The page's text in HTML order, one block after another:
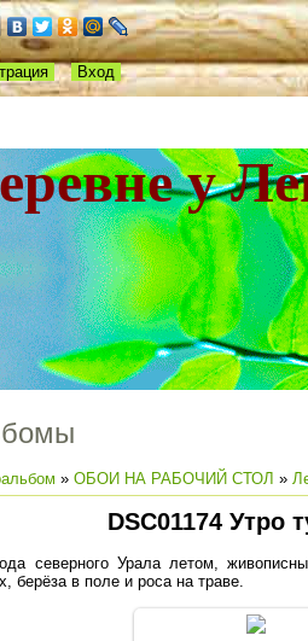
у
Вход
» ОБОИ НА РАБОЧИЙ СТОЛ »
DSC01174 Утро
северного Урала летом,
берёза в поле и роса на траве.